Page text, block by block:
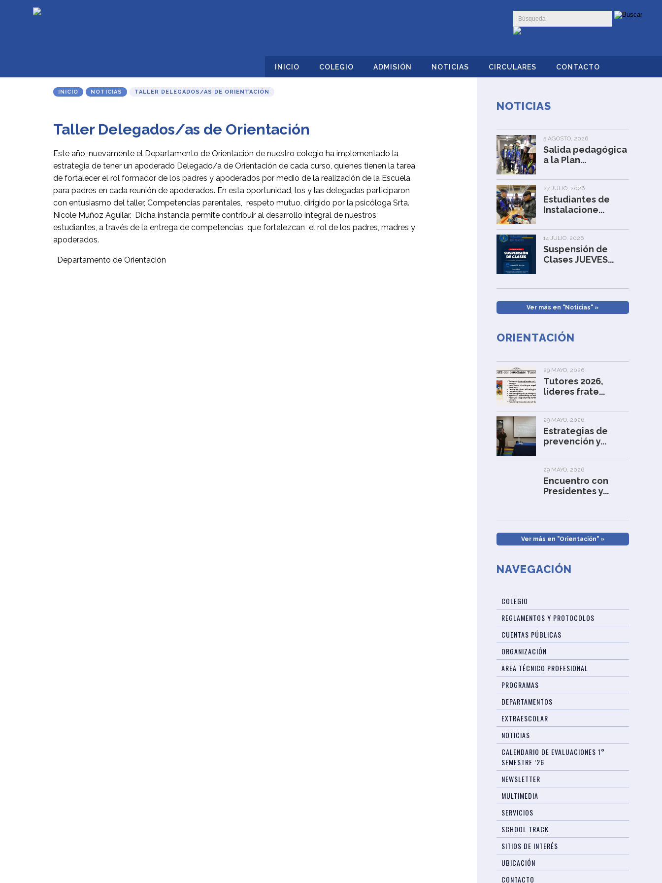
INICIO COLEGIO ADMISIÓN NOTICIAS CIRCULARES CONTACTO
INICIO NOTICIAS TALLER DELEGADOS/AS DE ORIENTACIÓN
Taller Delegados/as de Orientación
Este año, nuevamente el Departamento de Orientación de nuestro colegio ha implementado la
estrategia de tener un apoderado Delegado/a de Orientación de cada curso, quienes tienen la tarea
de fortalecer el rol formador de los padres y apoderados por medio de la realización de la Escuela
para padres en cada reunión de apoderados. En esta oportunidad, los y las delegadas participaron
con entusiasmo del taller, Competencias parentales, respeto mutuo, dirigido por la psicóloga Srta.
Nicole Muñoz Aguilar. Dicha instancia permite contribuir al desarrollo integral de nuestros
estudiantes, a través de la entrega de competencias que fortalezcan el rol de los padres, madres y
apoderados.
Departamento de Orientación
NOTICIAS
5 AGOSTO, 2026
Salida pedagógica
a la Plan...
27 JULIO, 2026
Estudiantes de
Instalacione...
14 JULIO, 2026
Suspensión de
Clases JUEVES...
Ver más en "Noticias" »
ORIENTACIÓN
29 MAYO, 2026
Tutores 2026,
líderes frate...
29 MAYO, 2026
Estrategias de
prevención y...
29 MAYO, 2026
Encuentro con
Presidentes y...
Ver más en "Orientación" »
NAVEGACIÓN
COLEGIO
REGLAMENTOS Y PROTOCOLOS
CUENTAS PÚBLICAS
ORGANIZACIÓN
AREA TÉCNICO PROFESIONAL
PROGRAMAS
DEPARTAMENTOS
EXTRAESCOLAR
NOTICIAS
CALENDARIO DE EVALUACIONES 1°
SEMESTRE ’26
NEWSLETTER
MULTIMEDIA
SERVICIOS
SCHOOL TRACK
SITIOS DE INTERÉS
UBICACIÓN
CONTACTO